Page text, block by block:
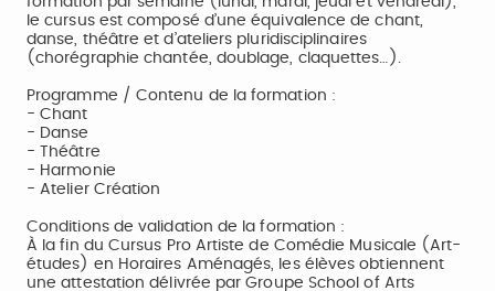
le cursus est composé d’une équivalence de chant,
danse, théâtre et d’ateliers pluridisciplinaires
(chorégraphie chantée, doublage, claquettes…).
Programme / Contenu de la formation :
- Chant
- Danse
- Théâtre
- Harmonie
- Atelier Création
Conditions de validation de la formation :
À la fin du Cursus Pro Artiste de Comédie Musicale (Art-
études) en Horaires Aménagés, les élèves obtiennent
une attestation délivrée par Groupe School of Arts